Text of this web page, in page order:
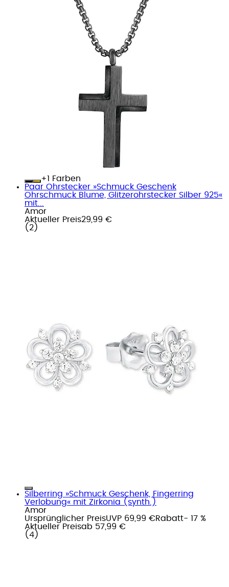
+
Farben
Paar Ohrstecker »Schmuck Geschenk
Ohrschmuck Blume, Glitzerohrstecker Silber 925«
mit...
Amor
Aktueller Preis29,99 €
( 2 )
Silberring »Schmuck Geschenk, Fingerring
Verlobung« mit Zirkonia (synth.)
Amor
Ursprünglicher PreisUVP 69,99 €Rabatt- 17 %
Aktueller Preisab 57,99 €
( 4 )